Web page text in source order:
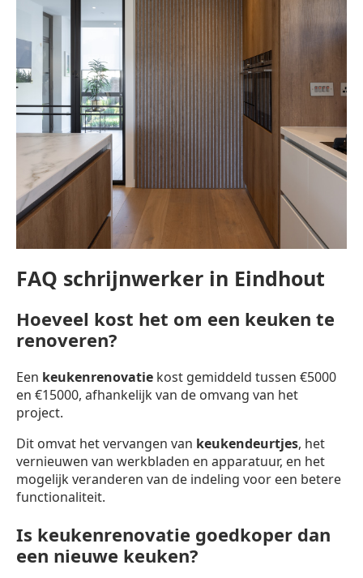
FAQ schrijnwerker in Eindhout
Hoeveel kost het om een keuken te
renoveren?
Een keukenrenovatie kost gemiddeld tussen €5000
en €15000, afhankelijk van de omvang van het
project.
Dit omvat het vervangen van keukendeurtjes, het
vernieuwen van werkbladen en apparatuur, en het
mogelijk veranderen van de indeling voor een betere
functionaliteit.
Is keukenrenovatie goedkoper dan
een nieuwe keuken?